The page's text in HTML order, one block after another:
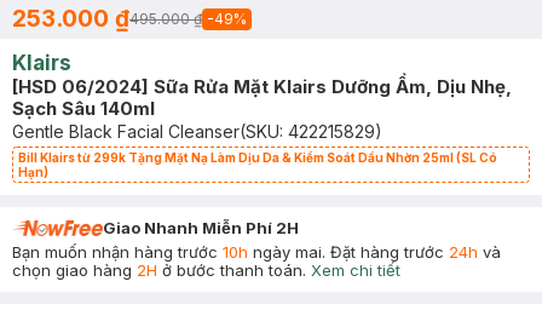
253.000 ₫495.000 ₫ -49%
Klairs
[HSD 06/2024] Sữa Rửa Mặt Klairs Dưỡng Ẩm, Dịu Nhẹ,
Sạch Sâu 140ml
Gentle Black Facial Cleanser(SKU: 422215829)
Bill Klairs từ 299k Tặng Mặt Nạ Làm Dịu Da & Kiểm Soát Dầu Nhờn 25ml (SL Có
Hạn)
Giao Nhanh Miễn Phí 2H
Bạn muốn nhận hàng trước 10h ngày mai. Đặt hàng trước 24h và
chọn giao hàng 2H ở bước thanh toán. Xem chi tiết